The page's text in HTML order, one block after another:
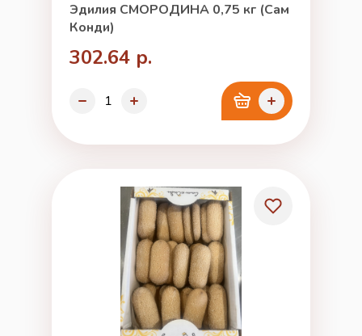
Эдилия СМОРОДИНА 0,75 кг (Сам
Конди)
302.64 р.